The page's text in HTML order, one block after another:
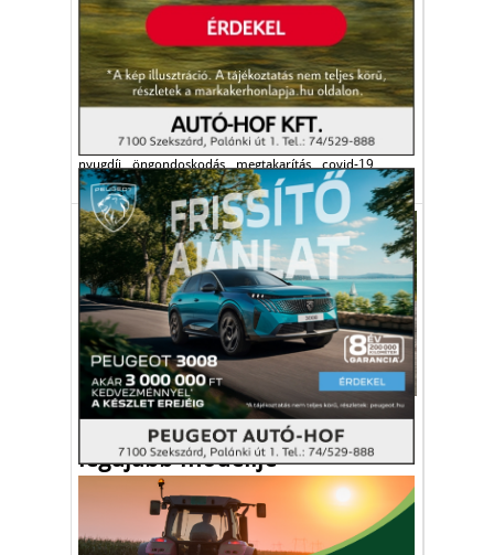
Mit jelent a
nyugdíjparadoxon?
A megkérdezettek háromnegyede szerint
az állam feladata a nyugdíjasok eltartása.
nyugdíj öngondoskodás megtakarítás covid-19
Autó-Motor
Slavia néven érkezik a Škoda
legújabb modellje
A Škoda Slavia csak egy országban lesz
kapható a világon: Indiában.